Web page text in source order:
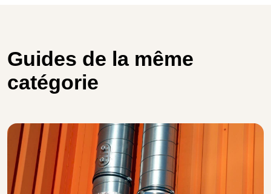
Guides de la même
catégorie